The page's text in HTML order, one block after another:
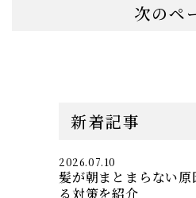
次のペ
新着記事
2026.07.10
髪が朝まとまらない原
る対策を紹介